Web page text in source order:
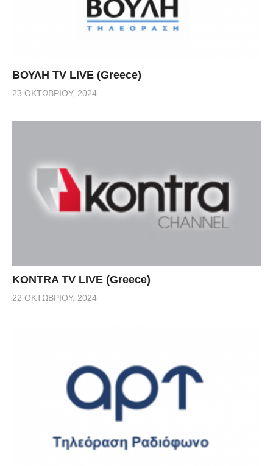
ΒΟΥΛΗ TV LIVE (Greece)
23 ΟΚΤΩΒΡΊΟΥ, 2024
KONTRA TV LIVE (Greece)
22 ΟΚΤΩΒΡΊΟΥ, 2024